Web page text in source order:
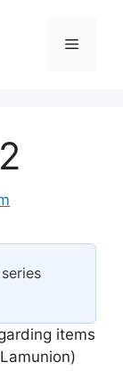
Menu
items